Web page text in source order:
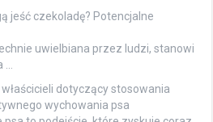
jeść czekoladę? Potencjalne
uwielbiana przez ludzi, stanowi
dotyczący stosowania
wychowania psa